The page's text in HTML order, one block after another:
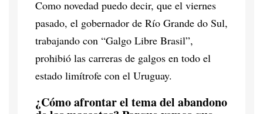
Como novedad puedo decir, que el viernes
pasado, el gobernador de Río Grande do Sul,
trabajando con “Galgo Libre Brasil”,
prohibió las carreras de galgos en todo el
estado limítrofe con el Uruguay.
¿Cómo afrontar el tema del abandono